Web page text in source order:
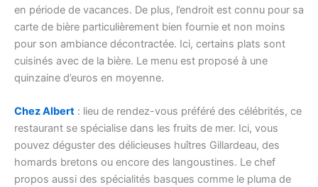
en période de vacances. De plus, l’endroit est connu pour sa
carte de bière particulièrement bien fournie et non moins
pour son ambiance décontractée. Ici, certains plats sont
cuisinés avec de la bière. Le menu est proposé à une
quinzaine d’euros en moyenne.
Chez Albert : lieu de rendez-vous préféré des célébrités, ce
restaurant se spécialise dans les fruits de mer. Ici, vous
pouvez déguster des délicieuses huîtres Gillardeau, des
homards bretons ou encore des langoustines. Le chef
propos aussi des spécialités basques comme le pluma de